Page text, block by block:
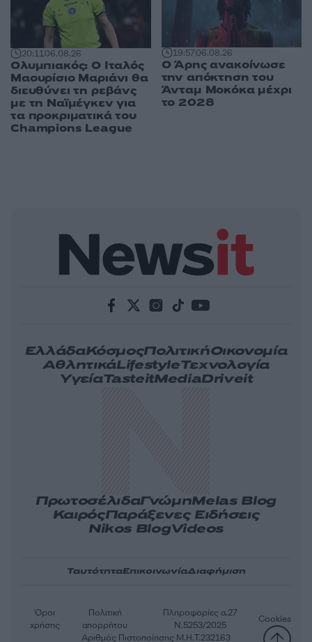
20:1106.08.26
Ολυμπιακός: Ο Ιταλός
Μαουρίσιο Μαριάνι θα
διευθύνει τη ρεβάνς
με τη Ναϊμέγκεν για
τα προκριματικά του
Champions League
19:5706.08.26
Ο Άρης ανακοίνωσε
την απόκτηση του
Άνταμ Μοκόκα μέχρι
το 2028
ΕλλάδαΚόσμοςΠολιτικήΟικονομία
ΑθλητικάLifestyleΤεχνολογία
ΥγείαTasteitMediaDriveit
ΠρωτοσέλιδαΓνώμηMelas Blog
ΚαιρόςΠαράξενες Ειδήσεις
Nikos BlogVideos
ΤαυτότηταΕπικοινωνίαΔιαφήμιση
Αριθμός Πιστοποίησης Μ.Η.Τ.232163
Όροι
χρήσης
Πολιτική
απορρήτου
Πληροφορίες α.27
Ν.5253/2025
Cookies